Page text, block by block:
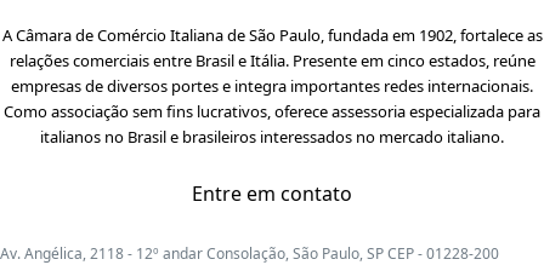
A Câmara de Comércio Italiana de São Paulo, fundada em 1902, fortalece as
relações comerciais entre Brasil e Itália. Presente em cinco estados, reúne
empresas de diversos portes e integra importantes redes internacionais.
Como associação sem fins lucrativos, oferece assessoria especializada para
italianos no Brasil e brasileiros interessados no mercado italiano.
Entre em contato
Av. Angélica, 2118 - 12º andar Consolação, São Paulo, SP CEP - 01228-200